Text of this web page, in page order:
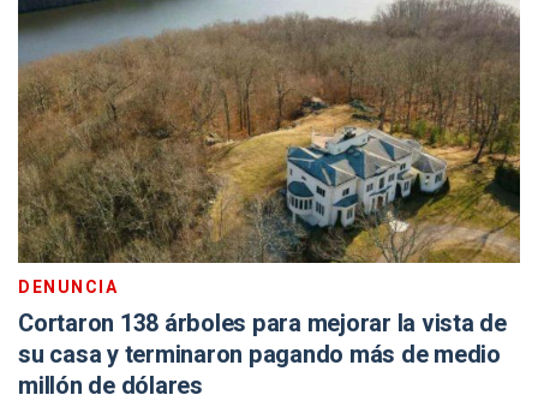
DENUNCIA
Cortaron 138 árboles para mejorar la vista de
su casa y terminaron pagando más de medio
millón de dólares